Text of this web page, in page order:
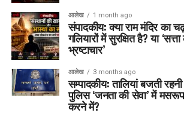
आलेख 1 month ago
संपादकीय: क्या राम मंदिर का
गलियारों में सुरक्षित है? या
भ्रष्टाचार’
आलेख 3 months ago
सम्पादकीय: तालियां बजती
पुलिस ‘जनता की सेवा’ में
करने में?